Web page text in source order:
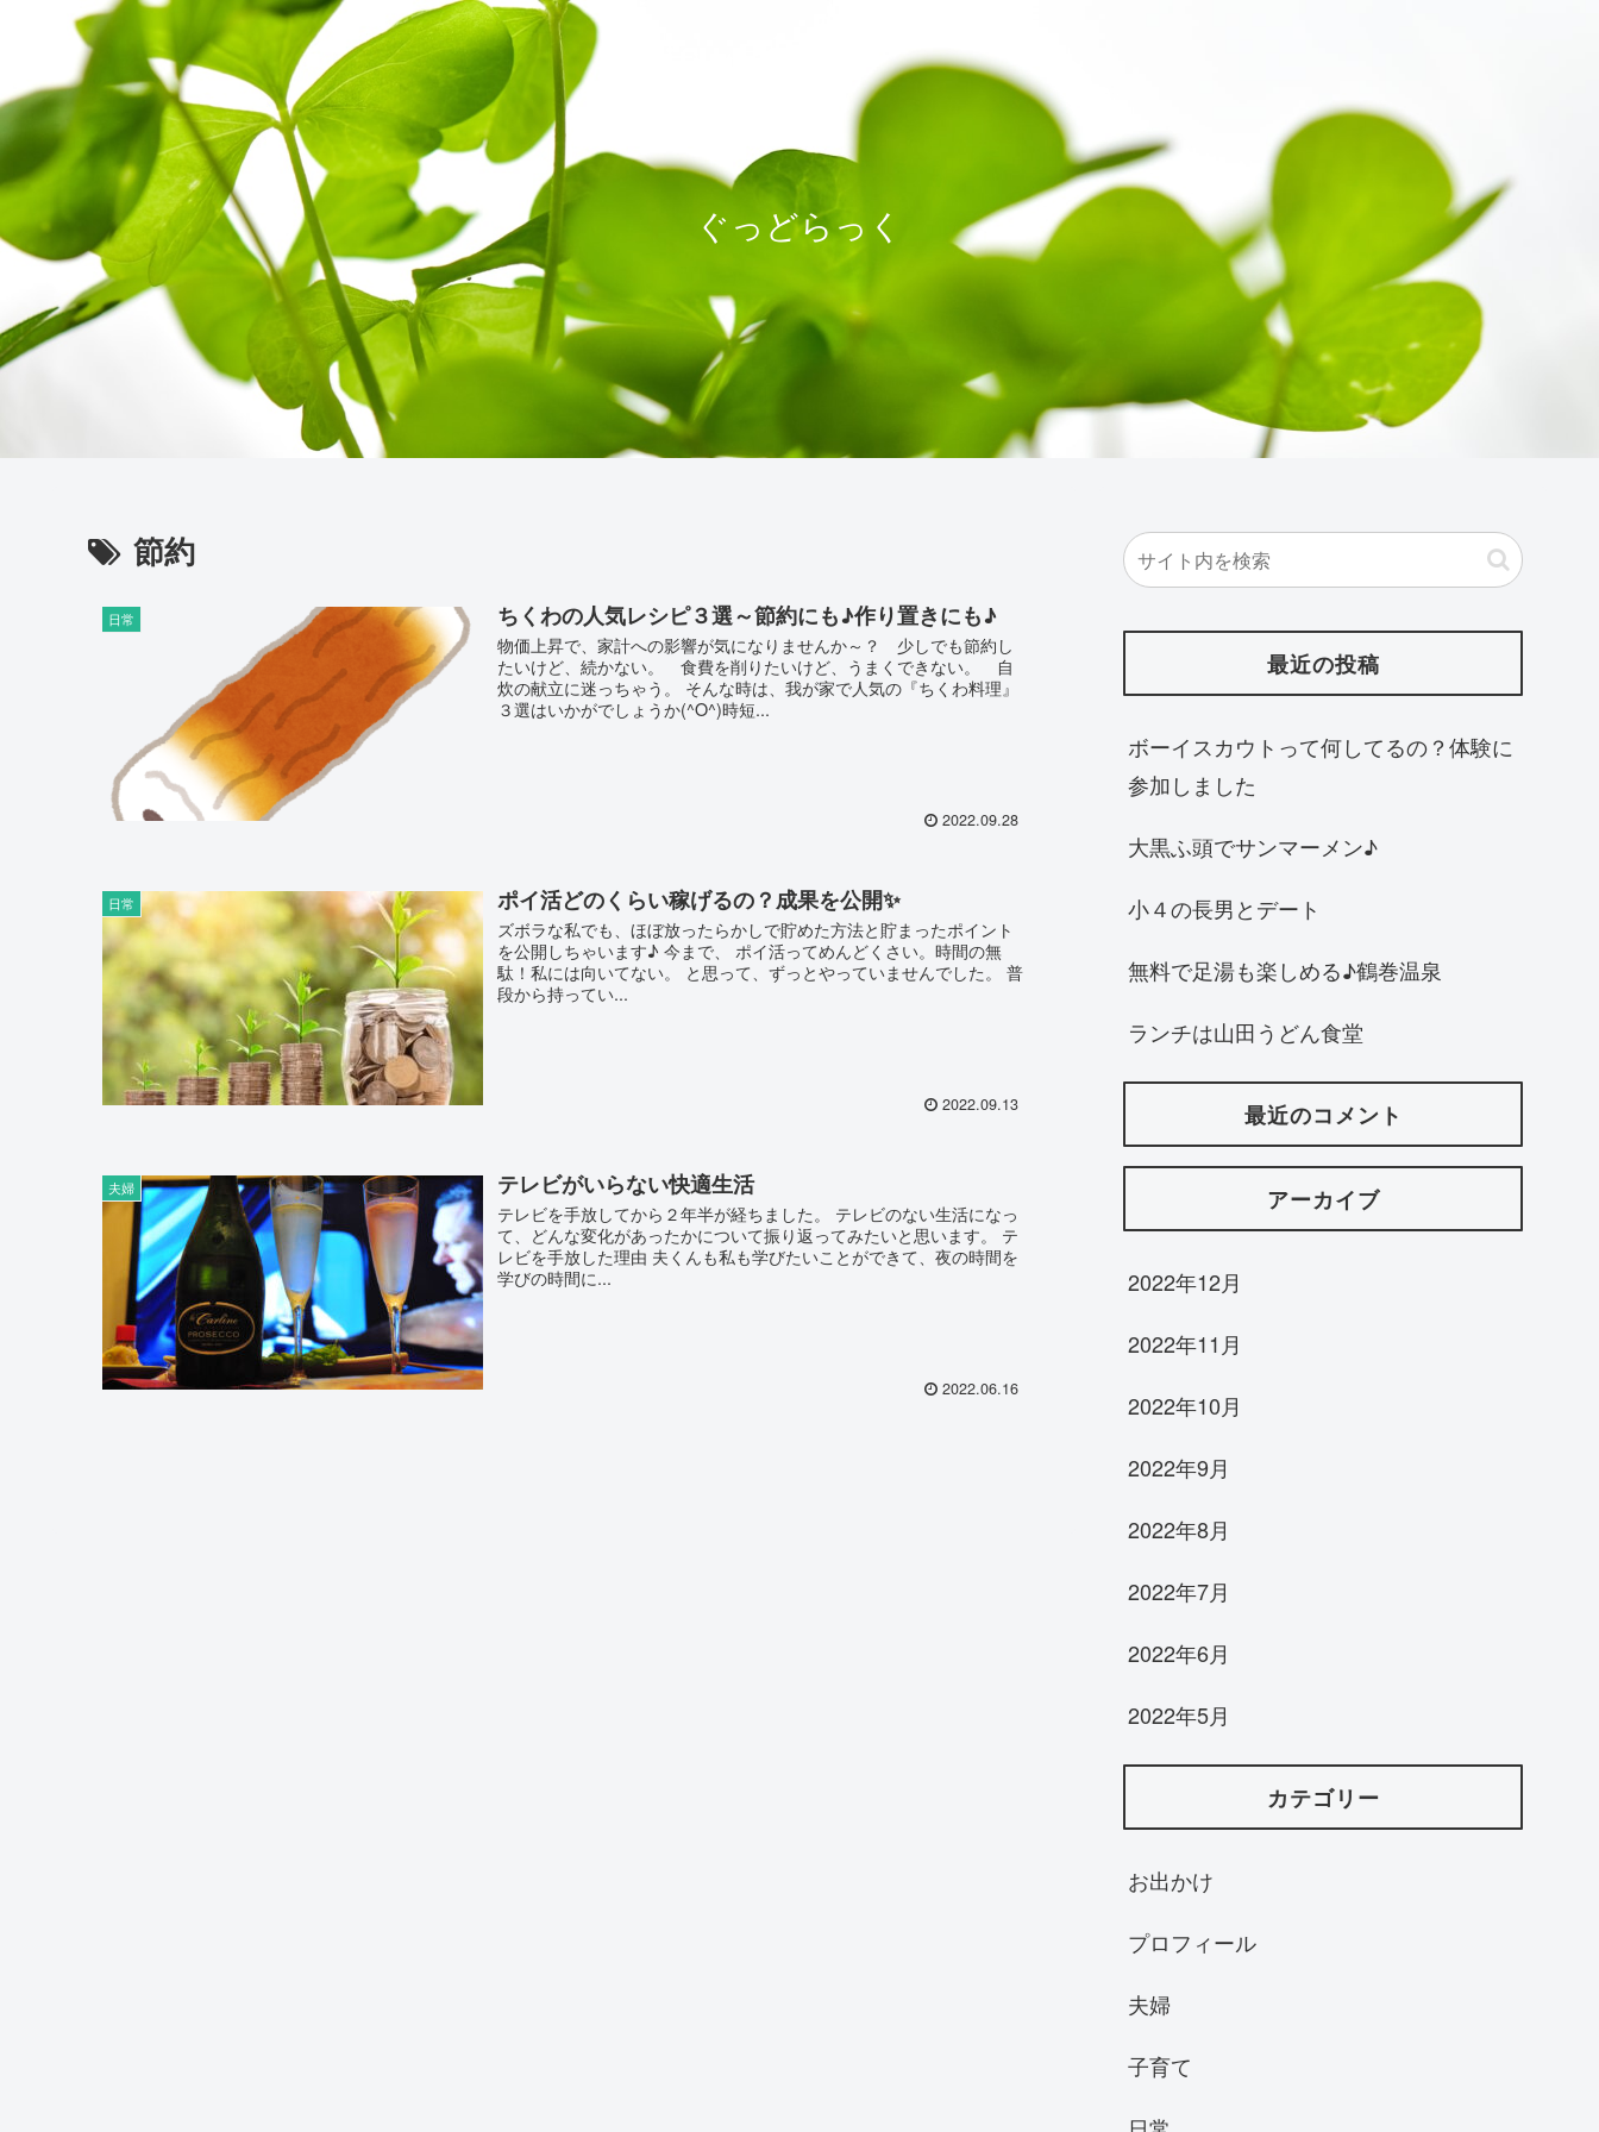
ぐっどらっく
節約
日常 ちくわの人気レシピ３選～節約にも♪作り置きにも♪
物価上昇で、家計への影響が気になりませんか～？ 少しでも節約し
たいけど、続かない。 食費を削りたいけど、うまくできない。 自
炊の献立に迷っちゃう。 そんな時は、我が家で人気の『ちくわ料理』
３選はいかがでしょうか(^O^)時短...
2022.09.28
日常 ポイ活どのくらい稼げるの？成果を公開✨
ズボラな私でも、ほぼ放ったらかしで貯めた方法と貯まったポイント
を公開しちゃいます♪ 今まで、 ポイ活ってめんどくさい。時間の無
駄！私には向いてない。 と思って、ずっとやっていませんでした。 普
段から持ってい...
2022.09.13
夫婦 テレビがいらない快適生活
テレビを手放してから２年半が経ちました。 テレビのない生活になっ
て、どんな変化があったかについて振り返ってみたいと思います。 テ
レビを手放した理由 夫くんも私も学びたいことができて、夜の時間を
学びの時間に...
2022.06.16
最近の投稿
ボーイスカウトって何してるの？体験に
参加しました
大黒ふ頭でサンマーメン♪
小４の長男とデート
無料で足湯も楽しめる♪鶴巻温泉
ランチは山田うどん食堂
最近のコメント
アーカイブ
2022年12月
2022年11月
2022年10月
2022年9月
2022年8月
2022年7月
2022年6月
2022年5月
カテゴリー
お出かけ
プロフィール
夫婦
子育て